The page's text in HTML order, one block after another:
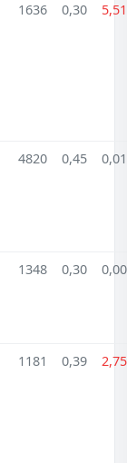
1636 0,30 5,51
4820 0,45 0,01
1348 0,30 0,00
1181 0,39 2,75